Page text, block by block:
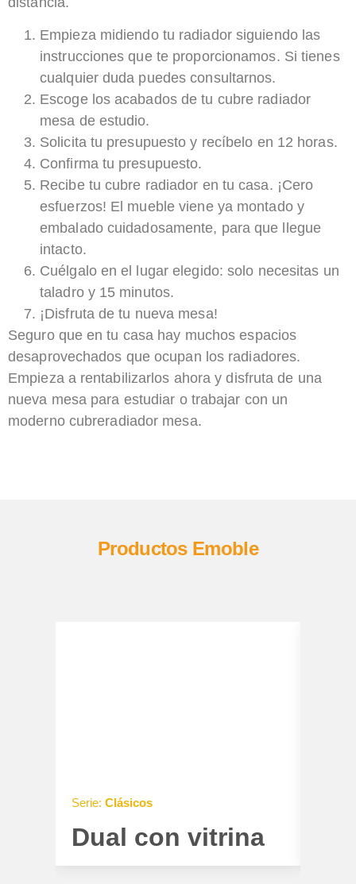
Empieza midiendo tu radiador siguiendo las
instrucciones que te proporcionamos. Si tienes
cualquier duda puedes consultarnos.
Escoge los acabados de tu cubre radiador
mesa de estudio.
Solicita tu presupuesto y recíbelo en 12 horas.
Confirma tu presupuesto.
Recibe tu cubre radiador en tu casa. ¡Cero
esfuerzos! El mueble viene ya montado y
embalado cuidadosamente, para que llegue
intacto.
Cuélgalo en el lugar elegido: solo necesitas un
taladro y 15 minutos.
¡Disfruta de tu nueva mesa!
Seguro que en tu casa hay muchos espacios
desaprovechados que ocupan los radiadores.
Empieza a rentabilizarlos ahora y disfruta de una
nueva mesa para estudiar o trabajar con un
moderno cubreradiador mesa.
Productos Emoble
Serie: Clásicos
Dual con vitrina